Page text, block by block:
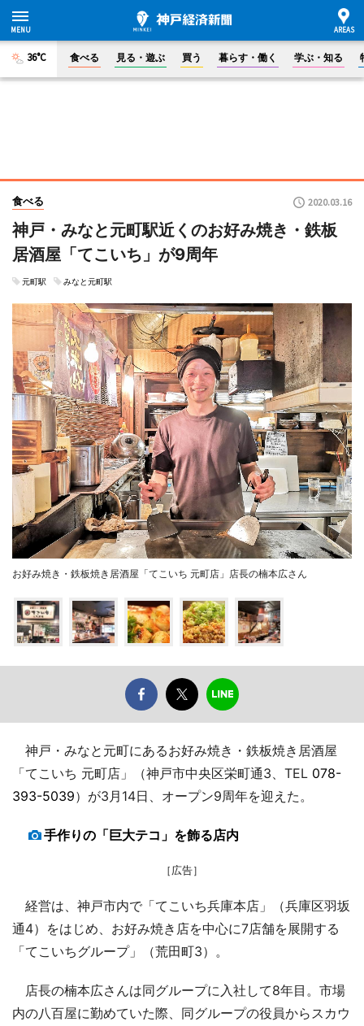
36°C 食べる 見る・遊ぶ 買う 暮らす・働く 学ぶ・知る
食べる 2020.03.16
神戸・みなと元町駅近くのお好み焼き・鉄板
居酒屋「てこいち」が9周年
元町駅 みなと元町駅
お好み焼き・鉄板焼き居酒屋「てこいち 元町店」店長の楠本広さん
神戸・みなと元町にあるお好み焼き・鉄板焼き居酒屋
「てこいち 元町店」（神戸市中央区栄町通3、TEL 078-
393-5039）が3月14日、オープン9周年を迎えた。
手作りの「巨大テコ」を飾る店内
［広告］
経営は、神戸市内で「てこいち兵庫本店」（兵庫区羽坂
通4）をはじめ、お好み焼き店を中心に7店舗を展開する
「てこいちグループ」（荒田町3）。
店長の楠本広さんは同グループに入社して8年目。市場
内の八百屋に勤めていた際、同グループの役員からスカウ